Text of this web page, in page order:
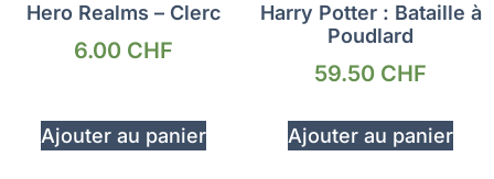
Hero Realms – Clerc
6.00 CHF
Ajouter au panier
Harry Potter : Bataille à
Poudlard
59.50 CHF
Ajouter au panier